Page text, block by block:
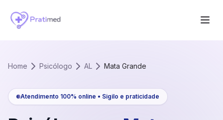
Home Psicólogo AL Mata Grande
Atendimento 100% online • Sigilo e praticidade